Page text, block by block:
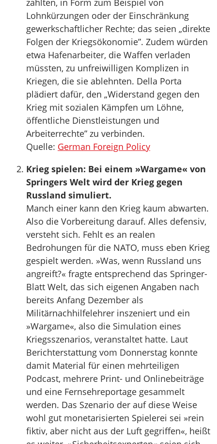
zahlten, in Form zum Beispiel von
Lohnkürzungen oder der Einschränkung
gewerkschaftlicher Rechte; das seien „direkte
Folgen der Kriegsökonomie”. Zudem würden
etwa Hafenarbeiter, die Waffen verladen
müssten, zu unfreiwilligen Komplizen in
Kriegen, die sie ablehnten. Della Porta
plädiert dafür, den „Widerstand gegen den
Krieg mit sozialen Kämpfen um Löhne,
öffentliche Dienstleistungen und
Arbeiterrechte” zu verbinden.
Quelle: German Foreign Policy
Krieg spielen: Bei einem »Wargame« von
Springers Welt wird der Krieg gegen
Russland simuliert.
Manch einer kann den Krieg kaum abwarten.
Also die Vorbereitung darauf. Alles defensiv,
versteht sich. Fehlt es an realen
Bedrohungen für die NATO, muss eben Krieg
gespielt werden. »Was, wenn Russland uns
angreift?« fragte entsprechend das Springer-
Blatt Welt, das sich eigenen Angaben nach
bereits Anfang Dezember als
Militärnachhilfelehrer inszeniert und ein
»Wargame«, also die Simulation eines
Kriegsszenarios, veranstaltet hatte. Laut
Berichterstattung vom Donnerstag konnte
damit Material für einen mehrteiligen
Podcast, mehrere Print- und Onlinebeiträge
und eine Fernsehreportage gesammelt
werden. Das Szenario der auf diese Weise
wohl gut monetarisierten Spielerei sei »rein
fiktiv, aber nicht aus der Luft gegriffen«, heißt